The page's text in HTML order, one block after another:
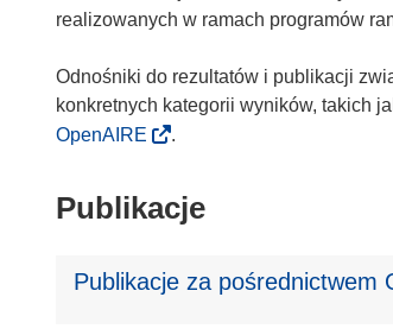
realizowanych w ramach programów
Odnośniki do rezultatów i publikacji
konkretnych kategorii wyników, takich
OpenAIRE
.
Publikacje
Publikacje za pośrednictwem